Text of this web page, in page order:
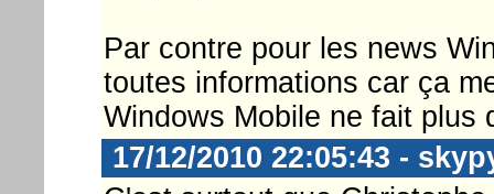
Par contre pour les news
toutes informations car ça
Windows Mobile ne fait plus
17/12/2010 22:05:43 -